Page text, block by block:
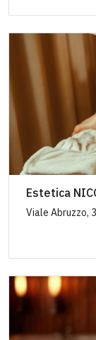
Estetica
Viale Abruzzo,